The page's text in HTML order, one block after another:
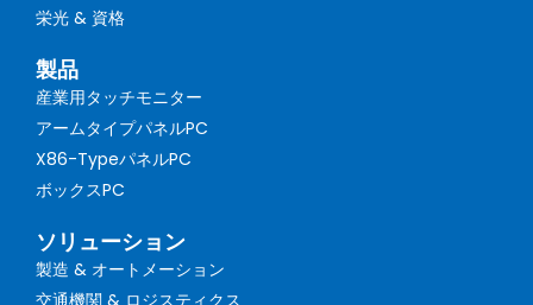
栄光 & 資格
製品
産業用タッチモニター
アームタイプパネルPC
X86-TypeパネルPC
ボックスPC
ソリューション
製造 & オートメーション
交通機関 & ロジスティクス